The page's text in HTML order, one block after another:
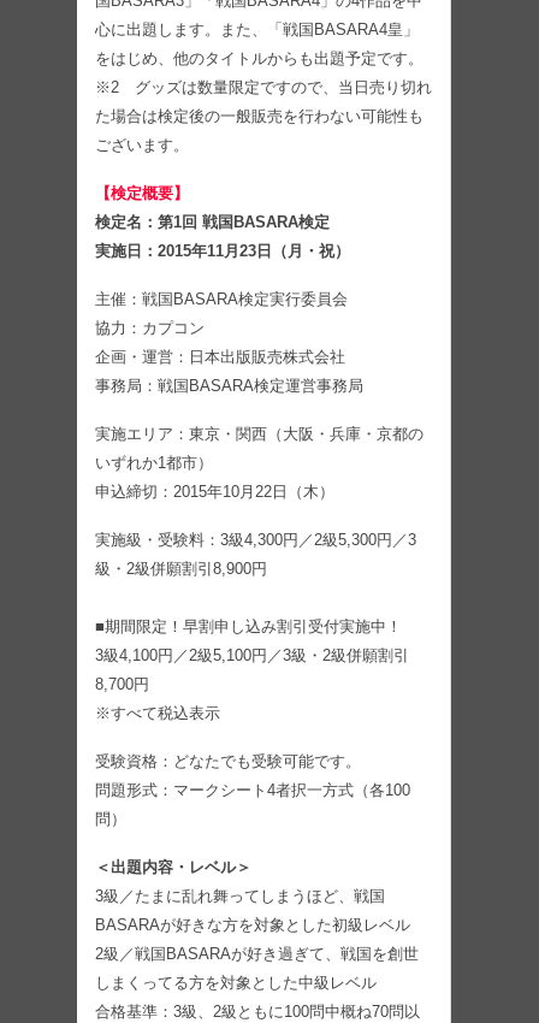
心に出題します。また、「戦国BASARA4皇」
をはじめ、他のタイトルからも出題予定です。
※2 グッズは数量限定ですので、当日売り切れ
た場合は検定後の一般販売を行わない可能性も
ございます。
【検定概要】
検定名：第1回 戦国BASARA検定
実施日：2015年11月23日（月・祝）
主催：戦国BASARA検定実行委員会
協力：カプコン
企画・運営：日本出版販売株式会社
事務局：戦国BASARA検定運営事務局
実施エリア：東京・関西（大阪・兵庫・京都の
いずれか1都市）
申込締切：2015年10月22日（木）
実施級・受験料：3級4,300円／2級5,300円／3
級・2級併願割引8,900円
■期間限定！早割申し込み割引受付実施中！
3級4,100円／2級5,100円／3級・2級併願割引
8,700円
※すべて税込表示
受験資格：どなたでも受験可能です。
問題形式：マークシート4者択一方式（各100
問）
＜出題内容・レベル＞
3級／たまに乱れ舞ってしまうほど、戦国
BASARAが好きな方を対象とした初級レベル
2級／戦国BASARAが好き過ぎて、戦国を創世
しまくってる方を対象とした中級レベル
合格基準：3級、2級ともに100問中概ね70問以